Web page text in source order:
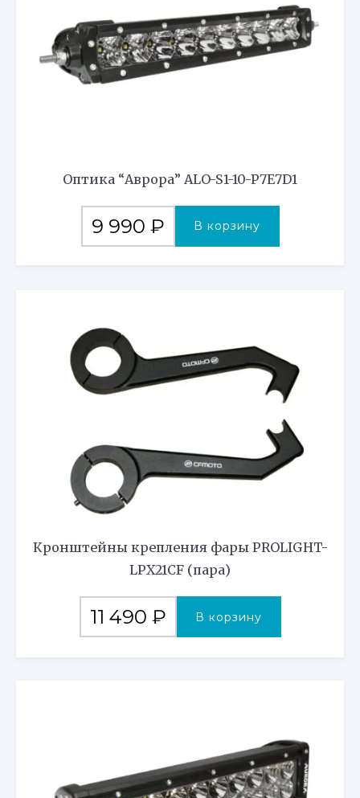
Оптика “Аврора” ALO-S1-10-P7E7D1
9 990 ₽ В корзину
Кронштейны крепления фары PROLIGHT-
LPX21CF (пара)
11 490 ₽ В корзину